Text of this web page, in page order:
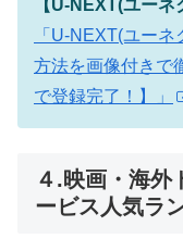
【U-NEXT(ユーネ
「U-NEXT(ユー
方法を画像付きで
で登録完了！】」
４.映画・海外
ービス人気ラ